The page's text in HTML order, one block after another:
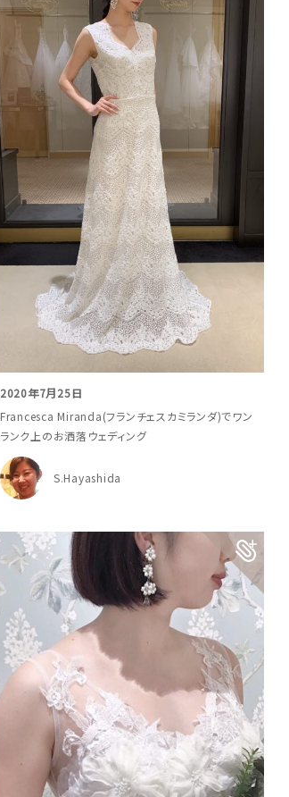
2020年7月25日
Francesca Miranda(フランチェスカミランダ)でワン
ランク上のお洒落ウェディング
S.Hayashida